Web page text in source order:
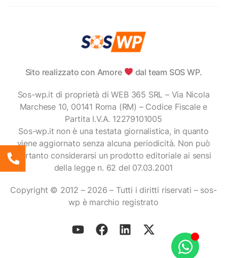
Sito realizzato con Amore dal team SOS WP.
Sos-wp.it di proprietà di WEB 365 SRL – Via Nicola
Marchese 10, 00141 Roma (RM) – Codice Fiscale e
Partita I.V.A. 12279101005
Sos-wp.it non è una testata giornalistica, in quanto
viene aggiornato senza alcuna periodicità. Non può
pertanto considerarsi un prodotto editoriale ai sensi
della legge n. 62 del 07.03.2001
Copyright © 2012 – 2026 – Tutti i diritti riservati – sos-
wp è marchio registrato